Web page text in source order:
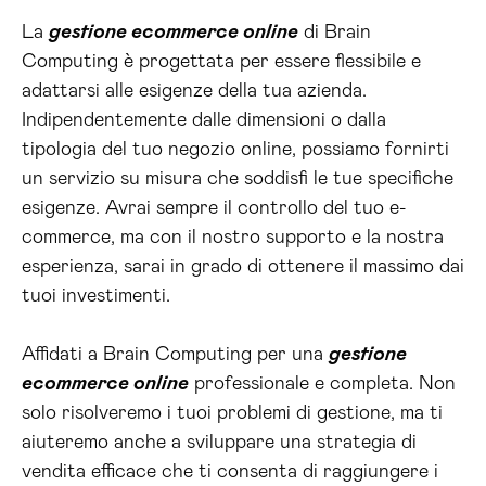
La gestione ecommerce online di Brain
Computing è progettata per essere flessibile e
adattarsi alle esigenze della tua azienda.
Indipendentemente dalle dimensioni o dalla
tipologia del tuo negozio online, possiamo fornirti
un servizio su misura che soddisfi le tue specifiche
esigenze. Avrai sempre il controllo del tuo e-
commerce, ma con il nostro supporto e la nostra
esperienza, sarai in grado di ottenere il massimo dai
tuoi investimenti.
Affidati a Brain Computing per una gestione
ecommerce online professionale e completa. Non
solo risolveremo i tuoi problemi di gestione, ma ti
aiuteremo anche a sviluppare una strategia di
vendita efficace che ti consenta di raggiungere i